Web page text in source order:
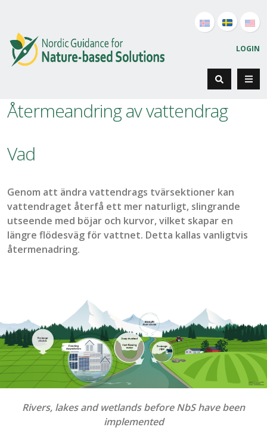
LOGIN
Återmeandring av vattendrag
Vad
Genom att ändra vattendrags tvärsektioner kan
vattendraget återfå ett mer naturligt, slingrande
utseende med böjar och kurvor, vilket skapar en
längre flödesväg för vattnet. Detta kallas vanligtvis
återmenadring.
Rivers, lakes and wetlands before NbS have been
implemented